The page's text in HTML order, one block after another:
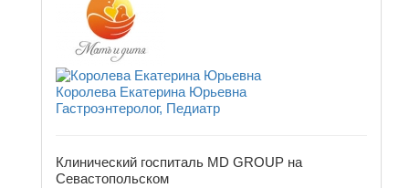
Королева Екатерина Юрьевна
Гастроэнтеролог, Педиатр
Клинический госпиталь MD GROUP на
Севастопольском